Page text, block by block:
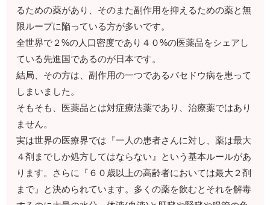
るための薬があり、そのまた副作用を抑えるための薬と無
限ループに陥っている方が多いです。
全世界で２%の人口密度であり４０%の医薬品をシェアし
ている先進国であるのが日本です。
結局、その方は、副作用の一つであるバセドウ病を患って
しまいました。
そもそも、医薬品とは対症療法薬であり、治療薬ではあり
ません。
実は世界の医療界では『一人の患者さんに対し、薬は最大
４剤までしか処方してはならない』という基本ルールがあ
ります。さらに『６０歳以上の高齢者においては最大２剤
まで』と決められています。多くの薬を飲むとそれを解毒